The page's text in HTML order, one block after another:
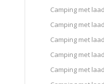
Camping met
Camping met
Camping met
Camping met
Camping met